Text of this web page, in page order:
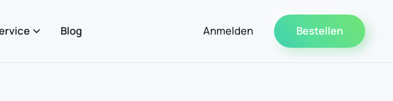
Blog Anmelden Bestellen